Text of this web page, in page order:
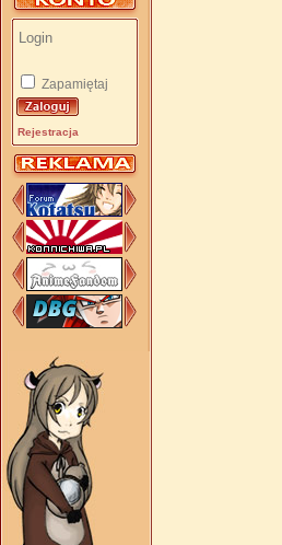
Zapamiętaj
Rejestracja